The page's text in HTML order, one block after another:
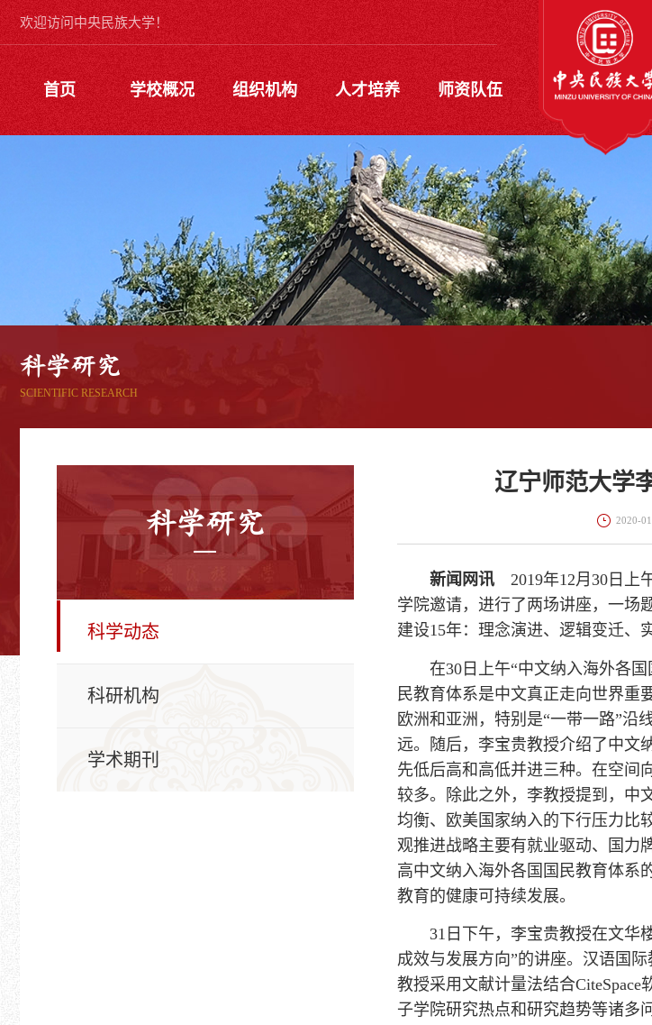
欢迎访问中央民族大学！
首页 学校概况 组织机构 人才培养 师资队伍
科学研究
SCIENTIFIC RESEARCH
科学研究
科学动态
科研机构
学术期刊
辽宁师范大学
2020-
新闻网讯 2019年12月30日上
学院邀请，进行了两场讲座，一场
建设15年：理念演进、逻辑变迁、
在30日上午“中文纳入海外各国
民教育体系是中文真正走向世界重
欧洲和亚洲，特别是“一带一路”沿
远。随后，李宝贵教授介绍了中文
先低后高和高低并进三种。在空间
较多。除此之外，李教授提到，中
均衡、欧美国家纳入的下行压力比
观推进战略主要有就业驱动、国力
高中文纳入海外各国国民教育体系
教育的健康可持续发展。
31日下午，李宝贵教授在文华楼
成效与发展方向”的讲座。汉语国
教授采用文献计量法结合
子学院研究热点和研究趋势等诸多